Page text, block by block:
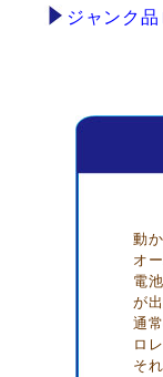
ジャンク
動
オ
電
が
通
ロ
そ